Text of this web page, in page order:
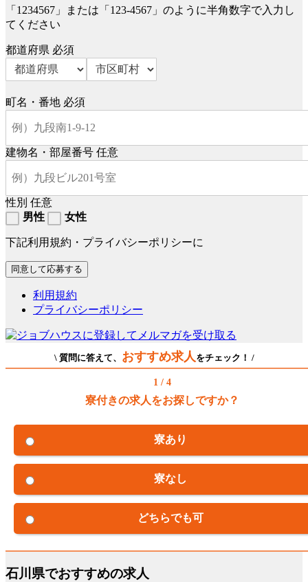
「1234567」または「123-4567」のように半角数字で入力し
てください
都道府県 必須
町名・番地 必須
建物名・部屋番号 任意
性別 任意
男性
女性
下記利用規約・プライバシーポリシーに
利用規約
プライバシーポリシー
\ 質問に答えて、 おすすめ求人をチェック！ /
1 / 4
寮付きの求人をお探しですか？
寮あり
寮なし
どちらでも可
石川県でおすすめの求人